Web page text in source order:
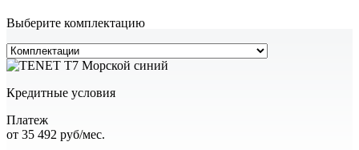
Выберите комплектацию
Кредитные условия
Платеж
от 35 492 руб/мес.